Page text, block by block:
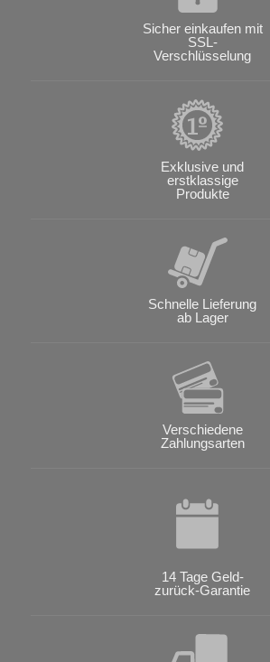
Sicher einkaufen mit
SSL-
Verschlüsselung
Exklusive und
erstklassige
Produkte
Schnelle Lieferung
ab Lager
Verschiedene
Zahlungsarten
14 Tage Geld-
zurück-Garantie